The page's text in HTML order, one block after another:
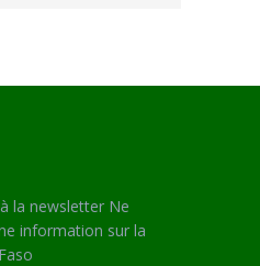
la newsletter Ne
information sur la